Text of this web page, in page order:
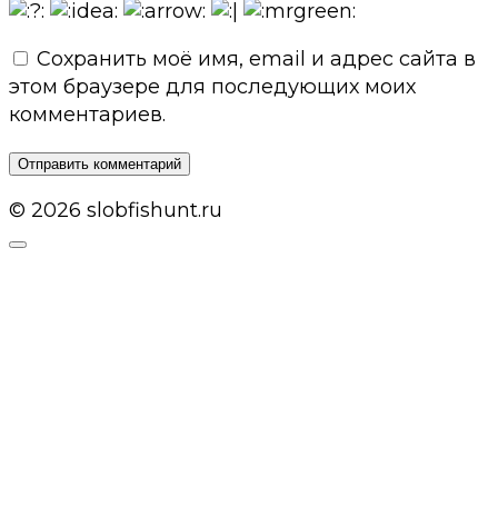
Сохранить моё имя, email и адрес сайта в
этом браузере для последующих моих
комментариев.
© 2026 slobfishunt.ru